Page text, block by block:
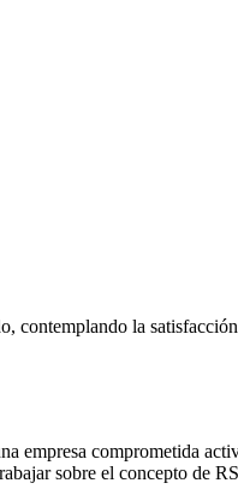
contemplando la
empresa comprometida
sobre el concepto de